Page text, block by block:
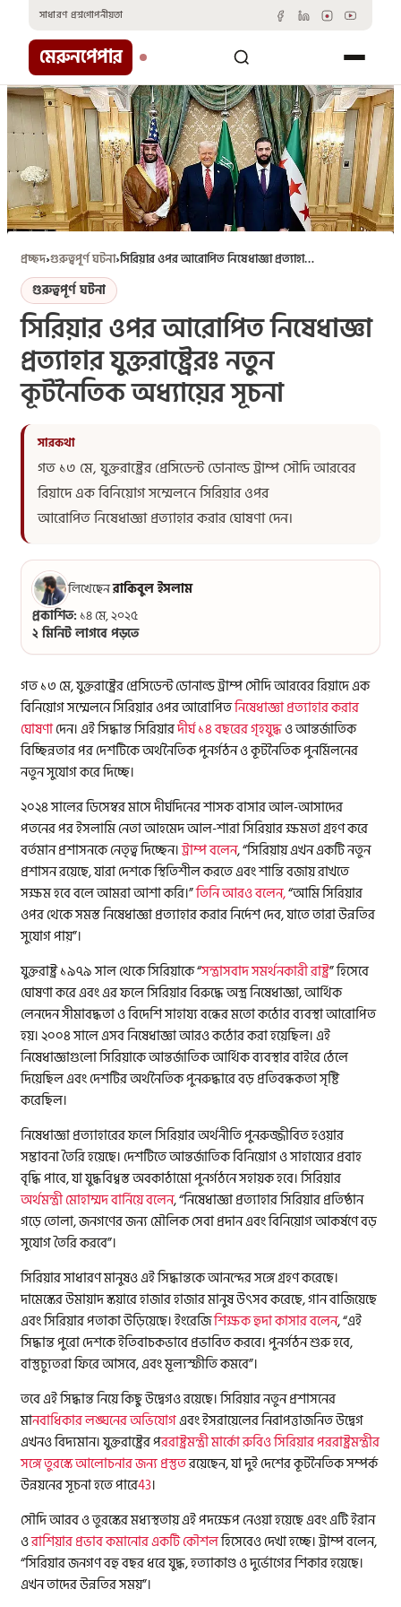
content
সাধারণ প্রশ্নগোপনীয়তা
মেরুনপেপার
প্রচ্ছদ›গুরুত্বপূর্ণ ঘটনা› সিরিয়ার ওপর আরোপিত নিষেধাজ্ঞা প্রত্যাহার যুক্তরাষ্ট্রেরঃ নতুন কূটনৈতিক অধ্যায়ের সূচনা
গুরুত্বপূর্ণ ঘটনা
সিরিয়ার ওপর আরোপিত নিষেধাজ্ঞা
প্রত্যাহার যুক্তরাষ্ট্রেরঃ নতুন
কূটনৈতিক অধ্যায়ের সূচনা
গত ১৩ মে, যুক্তরাষ্ট্রের প্রেসিডেন্ট ডোনাল্ড ট্রাম্প সৌদি আরবের
রিয়াদে এক বিনিয়োগ সম্মেলনে সিরিয়ার ওপর
আরোপিত নিষেধাজ্ঞা প্রত্যাহার করার ঘোষণা দেন।
লিখেছেনরাকিবুল ইসলাম
প্রকাশিত:১৪ মে, ২০২৫
২ মিনিট লাগবে পড়তে
গত ১৩ মে, যুক্তরাষ্ট্রের প্রেসিডেন্ট ডোনাল্ড ট্রাম্প সৌদি আরবের রিয়াদে এক
বিনিয়োগ সম্মেলনে সিরিয়ার ওপর আরোপিতনিষেধাজ্ঞা প্রত্যাহার করার
ঘোষণাদেন। এই সিদ্ধান্ত সিরিয়ারদীর্ঘ ১৪ বছরের গৃহযুদ্ধও আন্তর্জাতিক
বিচ্ছিন্নতার পর দেশটিকে অর্থনৈতিক পুনর্গঠন ও কূটনৈতিক পুনর্মিলনের
নতুন সুযোগ করে দিচ্ছে।
২০২৪ সালের ডিসেম্বর মাসে দীর্ঘদিনের শাসক বাসার আল-আসাদের
পতনের পর ইসলামি নেতা আহমেদ আল-শারা সিরিয়ার ক্ষমতা গ্রহণ করে
বর্তমান প্রশাসনকে নেতৃত্ব দিচ্ছেন।ট্রাম্প বলেন, “সিরিয়ায় এখন একটি নতুন
প্রশাসন রয়েছে, যারা দেশকে স্থিতিশীল করতে এবং শান্তি বজায় রাখতে
সক্ষম হবে বলে আমরা আশা করি।”তিনি আরও বলেন,“আমি সিরিয়ার
ওপর থেকে সমস্ত নিষেধাজ্ঞা প্রত্যাহার করার নির্দেশ দেব, যাতে তারা উন্নতির
সুযোগ পায়”।
যুক্তরাষ্ট্র ১৯৭৯ সাল থেকে সিরিয়াকে “সন্ত্রাসবাদ সমর্থনকারী রাষ্ট্র” হিসেবে
ঘোষণা করে এবং এর ফলে সিরিয়ার বিরুদ্ধে অস্ত্র নিষেধাজ্ঞা, আর্থিক
লেনদেন সীমাবদ্ধতা ও বিদেশি সাহায্য বন্ধের মতো কঠোর ব্যবস্থা আরোপিত
হয়। ২০০৪ সালে এসব নিষেধাজ্ঞা আরও কঠোর করা হয়েছিল। এই
নিষেধাজ্ঞাগুলো সিরিয়াকে আন্তর্জাতিক আর্থিক ব্যবস্থার বাইরে ঠেলে
দিয়েছিল এবং দেশটির অর্থনৈতিক পুনরুদ্ধারে বড় প্রতিবন্ধকতা সৃষ্টি
করেছিল।
নিষেধাজ্ঞা প্রত্যাহারের ফলে সিরিয়ার অর্থনীতি পুনরুজ্জীবিত হওয়ার
সম্ভাবনা তৈরি হয়েছে। দেশটিতে আন্তর্জাতিক বিনিয়োগ ও সাহায্যের প্রবাহ
বৃদ্ধি পাবে, যা যুদ্ধবিধ্বস্ত অবকাঠামো পুনর্গঠনে সহায়ক হবে। সিরিয়ার
অর্থমন্ত্রী মোহাম্মদ বার্নিয়ে বলেন, “নিষেধাজ্ঞা প্রত্যাহার সিরিয়ার প্রতিষ্ঠান
গড়ে তোলা, জনগণের জন্য মৌলিক সেবা প্রদান এবং বিনিয়োগ আকর্ষণে বড়
সুযোগ তৈরি করবে”।
সিরিয়ার সাধারণ মানুষও এই সিদ্ধান্তকে আনন্দের সঙ্গে গ্রহণ করেছে।
দামেস্কের উমায়াদ স্কয়ারে হাজার হাজার মানুষ উৎসব করেছে, গান বাজিয়েছে
এবং সিরিয়ার পতাকা উড়িয়েছে। ইংরেজিশিক্ষক হুদা কাসার বলেন, “এই
সিদ্ধান্ত পুরো দেশকে ইতিবাচকভাবে প্রভাবিত করবে। পুনর্গঠন শুরু হবে,
বাস্তুচ্যুতরা ফিরে আসবে, এবং মূল্যস্ফীতি কমবে”।
তবে এই সিদ্ধান্ত নিয়ে কিছু উদ্বেগও রয়েছে। সিরিয়ার নতুন প্রশাসনের
মানবাধিকার লঙ্ঘনের অভিযোগএবং ইসরায়েলের নিরাপত্তাজনিত উদ্বেগ
এখনও বিদ্যমান। যুক্তরাষ্ট্রের পররাষ্ট্রমন্ত্রী মার্কো রুবিও সিরিয়ার পররাষ্ট্রমন্ত্রীর
সঙ্গে তুরস্কে আলোচনার জন্য প্রস্তুতরয়েছেন, যা দুই দেশের কূটনৈতিক সম্পর্ক
উন্নয়নের সূচনা হতে পারে43।
সৌদি আরব ও তুরস্কের মধ্যস্থতায় এই পদক্ষেপ নেওয়া হয়েছে এবং এটি ইরান
ওরাশিয়ার প্রভাব কমানোর একটি কৌশলহিসেবেও দেখা হচ্ছে। ট্রাম্প বলেন,
“সিরিয়ার জনগণ বহু বছর ধরে যুদ্ধ, হত্যাকাণ্ড ও দুর্ভোগের শিকার হয়েছে।
এখন তাদের উন্নতির সময়”।